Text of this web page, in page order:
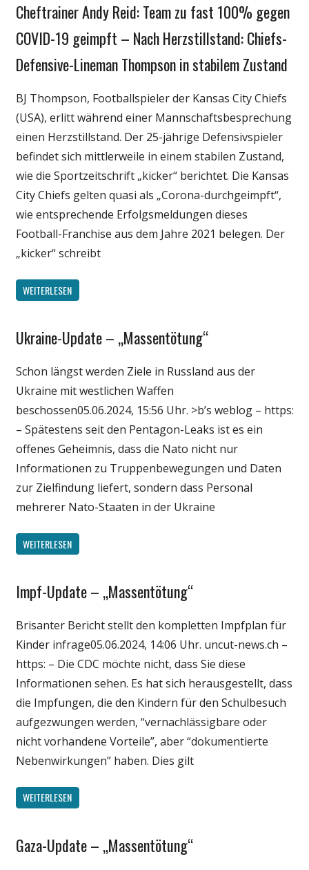
Gesellschaft
Medien
Wirtschaft
Wissenschaft
Cheftrainer Andy Reid: Team zu fast 100% gegen
COVID-19 geimpft – Nach Herzstillstand: Chiefs-
Defensive-Lineman Thompson in stabilem Zustand
BJ Thompson, Footballspieler der Kansas City Chiefs
(USA), erlitt während einer Mannschaftsbesprechung
einen Herzstillstand. Der 25-jährige Defensivspieler
befindet sich mittlerweile in einem stabilen Zustand,
wie die Sportzeitschrift „kicker“ berichtet. Die Kansas
City Chiefs gelten quasi als „Corona-durchgeimpft“,
wie entsprechende Erfolgsmeldungen dieses
Football-Franchise aus dem Jahre 2021 belegen. Der
„kicker“ schreibt
WEITERLESEN
Gesellschaft
Politik
Wirtschaft
Wissenschaft
Ukraine-Update – „Massentötung“
Schon längst werden Ziele in Russland aus der
Ukraine mit westlichen Waffen
beschossen05.06.2024, 15:56 Uhr. >b’s weblog – https:
– Spätestens seit den Pentagon-Leaks ist es ein
offenes Geheimnis, dass die Nato nicht nur
Informationen zu Truppenbewegungen und Daten
zur Zielfindung liefert, sondern dass Personal
mehrerer Nato-Staaten in der Ukraine
WEITERLESEN
Gesellschaft
Politik
Wirtschaft
Wissenschaft
Impf-Update – „Massentötung“
Brisanter Bericht stellt den kompletten Impfplan für
Kinder infrage05.06.2024, 14:06 Uhr. uncut-news.ch –
https: – Die CDC möchte nicht, dass Sie diese
Informationen sehen. Es hat sich herausgestellt, dass
die Impfungen, die den Kindern für den Schulbesuch
aufgezwungen werden, “vernachlässigbare oder
nicht vorhandene Vorteile”, aber “dokumentierte
Nebenwirkungen” haben. Dies gilt
WEITERLESEN
Gesellschaft
Gaza-Update – „Massentötung“